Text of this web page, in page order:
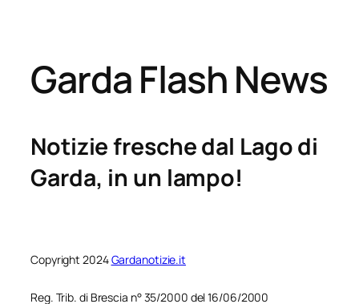
Garda Flash News
Notizie fresche dal Lago di
Garda, in un lampo!
Copyright 2024Gardanotizie.it
Reg. Trib. di Brescia n° 35/2000 del 16/06/2000